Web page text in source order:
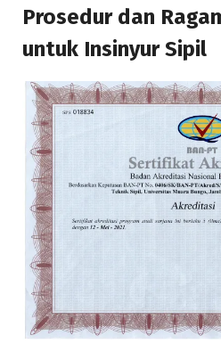
Prosedur dan
untuk Insinyur Sipil